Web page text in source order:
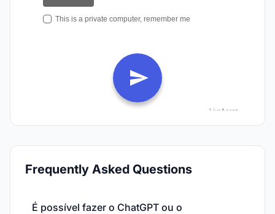
Frequently Asked Questions
É possível fazer o ChatGPT ou o